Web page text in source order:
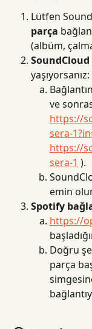
Lütfen
parça
(albüm,
SoundCloud
yaşıyorsanız:
ve
https://
sera-
https://
sera-1 ).
emin
Spotify
https://
Doğru
parça